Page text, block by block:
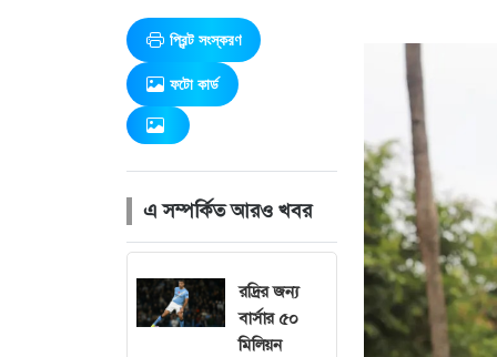
প্রিন্ট সংস্করণ
ফটো কার্ড
এ সম্পর্কিত আরও খবর
রদ্রির জন্য
বার্সার ৫০
মিলিয়ন